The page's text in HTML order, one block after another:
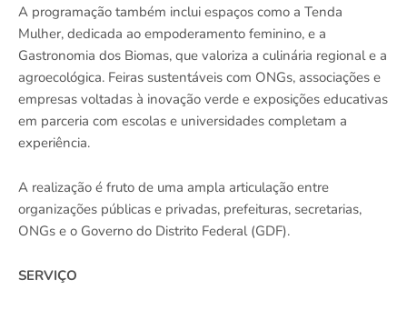
A programação também inclui espaços como a Tenda
Mulher, dedicada ao empoderamento feminino, e a
Gastronomia dos Biomas, que valoriza a culinária regional e a
agroecológica. Feiras sustentáveis com ONGs, associações e
empresas voltadas à inovação verde e exposições educativas
em parceria com escolas e universidades completam a
experiência.
A realização é fruto de uma ampla articulação entre
organizações públicas e privadas, prefeituras, secretarias,
ONGs e o Governo do Distrito Federal (GDF).
SERVIÇO